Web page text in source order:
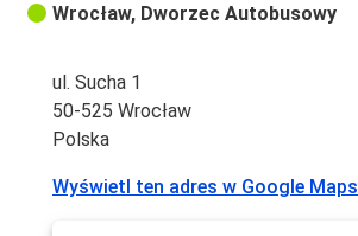
Wrocław, Dworzec Autobusowy
ul. Sucha 1
50-525 Wrocław
Polska
Wyświetl ten adres w Google Maps